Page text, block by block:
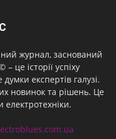
журнал, заснований
це історії успіху
експертів галузі.
новинок та рішень. Це